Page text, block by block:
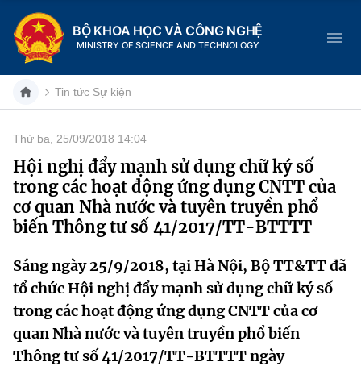
BỘ KHOA HỌC VÀ CÔNG NGHỆ
MINISTRY OF SCIENCE AND TECHNOLOGY
Danh mục
Trang chủ
Giới thiệu
Chức năng nhiệm vụ
Cơ cấu tổ chức
Lịch sử phát triển
Tin tức sự kiện
Khoa học và Công nghệ
Đổi mới sáng tạo
Dịch vụ công
Hệ thống văn bản
Tin tức Sự kiện
Thứ ba, 25/09/2018 14:04
Hội nghị đẩy mạnh sử dụng chữ ký số
trong các hoạt động ứng dụng CNTT của
cơ quan Nhà nước và tuyên truyền phổ
biến Thông tư số 41/2017/TT-BTTTT
Sáng ngày 25/9/2018, tại Hà Nội, Bộ TT&TT đã
tổ chức Hội nghị đẩy mạnh sử dụng chữ ký số
trong các hoạt động ứng dụng CNTT của cơ
quan Nhà nước và tuyên truyền phổ biến
Thông tư số 41/2017/TT-BTTTT ngày